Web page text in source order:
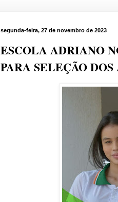
segunda-feira, 27 de novembro de 2023
ESCOLA ADRIANO
PARA SELEÇÃO